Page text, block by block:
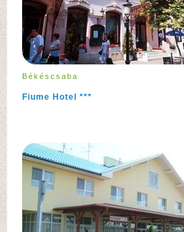
Békéscsaba
Fiume Hotel ***